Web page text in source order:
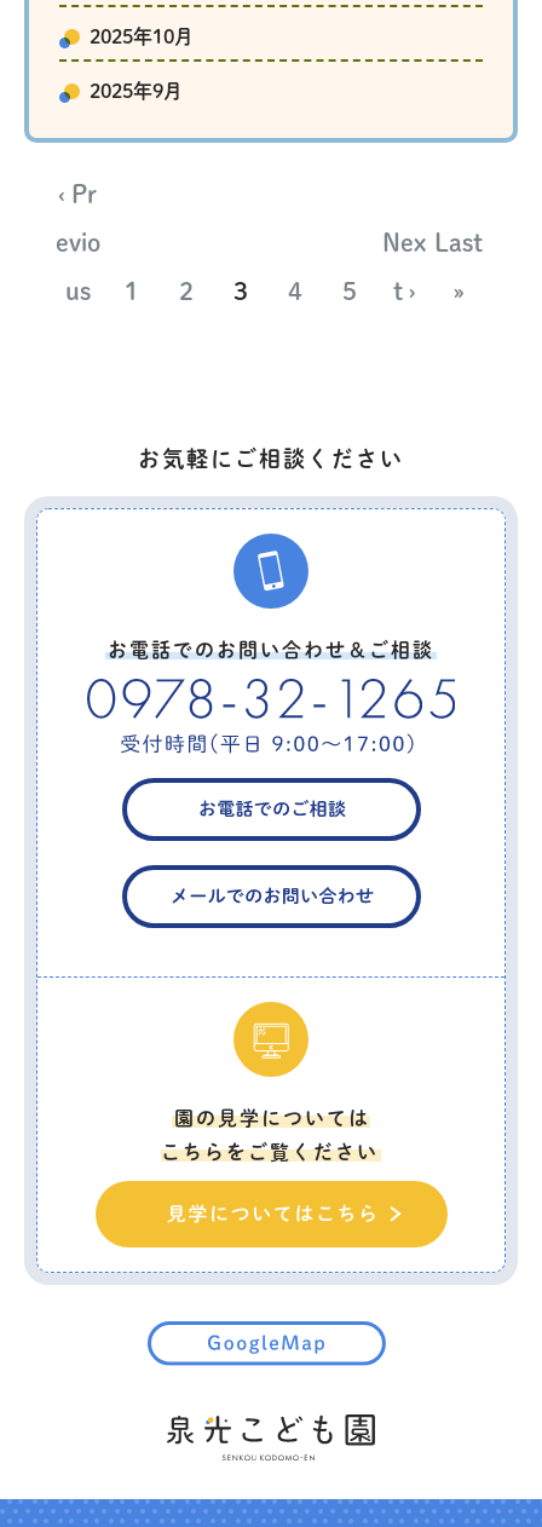
2025年10月
2025年9月
‹ Pr
evio
us
1 2 3 4 5
Nex
t ›
Last
»
お気軽にご相談ください
お電話でのお問い合わせ＆ご相談
園の見学については
こちらをご覧ください